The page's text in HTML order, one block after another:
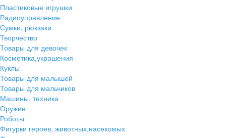
Пластиковые игрушки
Радиоуправление
Сумки, рюкзаки
Творчество
Товары для девочек
Косметика,украшения
Куклы
Товары для малышей
Товары для мальчиков
Машины, техника
Оружие
Роботы
Фигурки героев, животных,насекомых